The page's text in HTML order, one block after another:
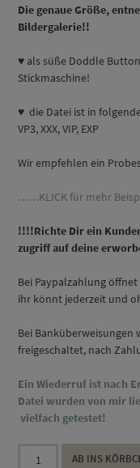
Die genaue Größe,
Bildergalerie!!
♥ als süße Doddle
Stickmaschine!
♥ die Datei ist in
VP3, XXX, VIP, EXP
Wir empfehlen ein
……KLICK für mehr
!!!!Richte Dir ein
zugriff auf deine
Bei Paypalzahlung
ihr könnt jederzeit und
Bei
freigeschaltet, nach
Ein Wiederruf ist nach
Datei wurden von mir
vielfach getestet!
AB INS